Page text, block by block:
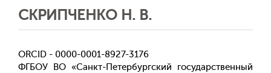
СКРИПЧЕНКО Н. В.
ORCID - 0000-0001-8927-3176
ФГБОУ ВО «Санкт-Петербургский государственный